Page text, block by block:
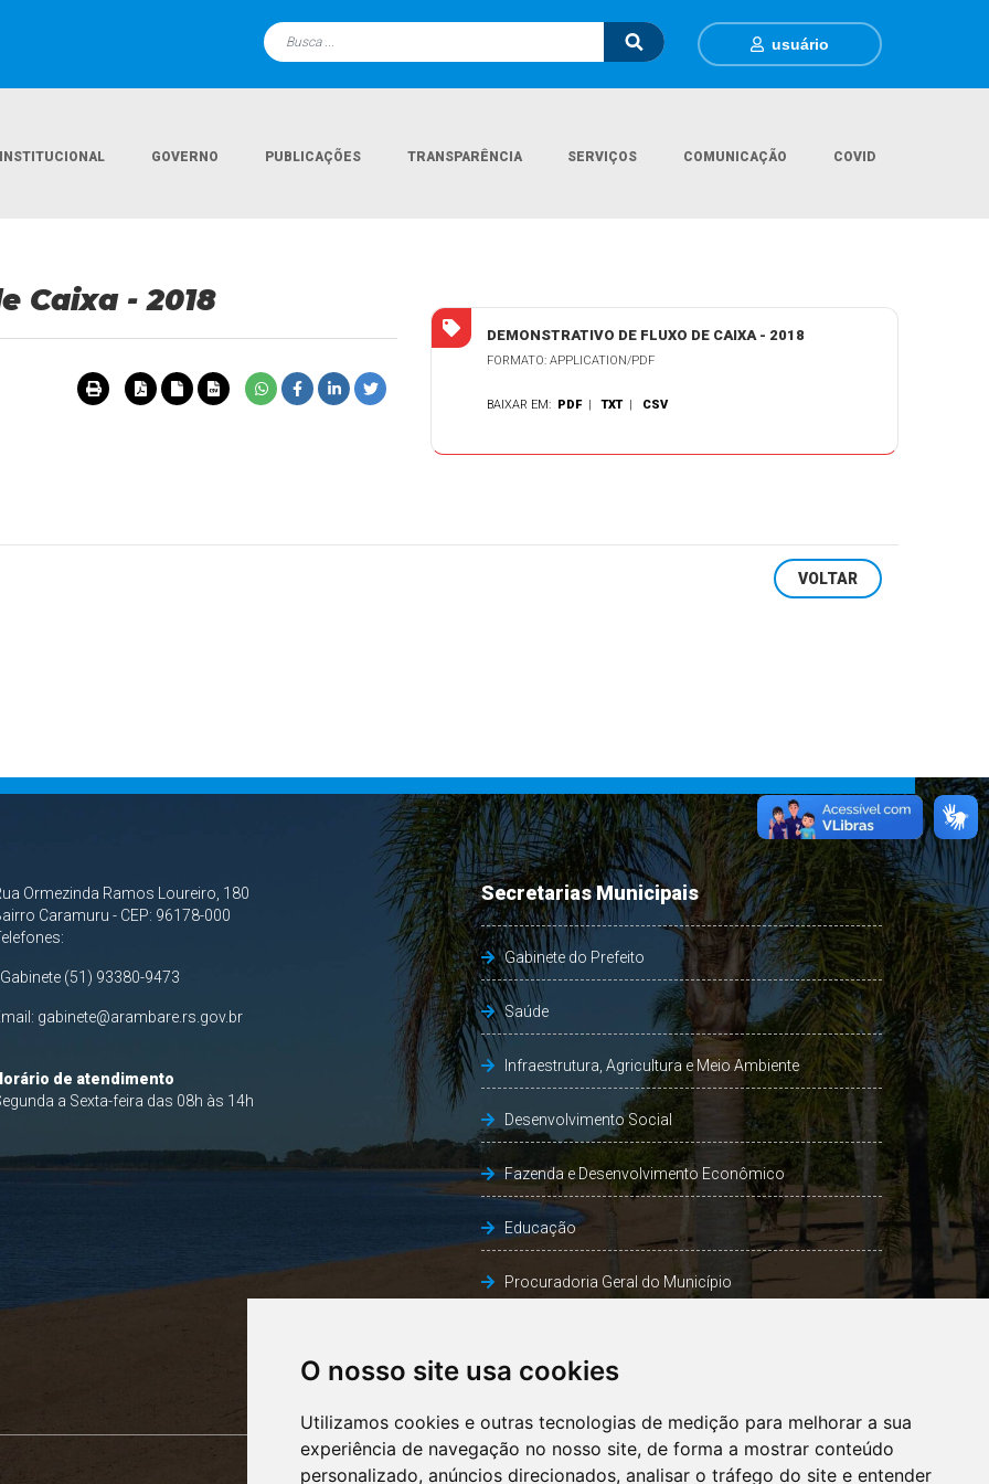
O nosso site usa cookies
Utilizamos cookies e outras tecnologias de medição para melhorar a sua
experiência de navegação no nosso site, de forma a mostrar conteúdo
personalizado, anúncios direcionados, analisar o tráfego do site e entender
usuário
INSTITUCIONAL GOVERNO PUBLICAÇÕES TRANSPARÊNCIA SERVIÇOS COMUNICAÇÃO COVID
Caixa - 2018
DEMONSTRATIVO DE FLUXO DE CAIXA - 2018
FORMATO: APPLICATION/PDF
BAIXAR EM: PDF |TXT | CSV
VOLTAR
Ormezinda Ramos Loureiro, 180
Caramuru - CEP: 96178-000
(51) 93380-9473
gabinete@arambare.rs.gov.br
de atendimento
a Sexta-feira das 08h às 14h
Secretarias Municipais
Gabinete do Prefeito
Saúde
Infraestrutura, Agricultura e Meio Ambiente
Desenvolvimento Social
Fazenda e Desenvolvimento Econômico
Educação
Procuradoria Geral do Município
OUVIDORIA